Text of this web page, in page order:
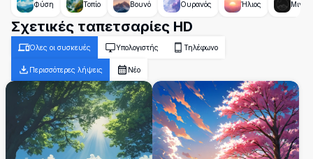
Φύση
Τοπίο Βουνό Ουρανός Ήλιος
Σχετικές ταπετσαρίες HD
Όλες οι συσκευές Υπολογιστής Τηλέφωνο
Περισσότερες λήψεις Νέο